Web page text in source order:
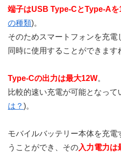
端子はUSB Type-CとType-Aを
の種類)。
そのためスマートフォンを充電
同時に使用することができます
Type-Cの出力は最大12W。
比較的速い充電が可能となって
は？ )。
モバイルバッテリー本体を充
うことができ、その入力電力は